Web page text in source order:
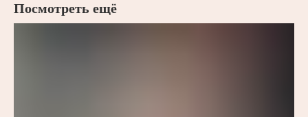
Посмотреть ещё